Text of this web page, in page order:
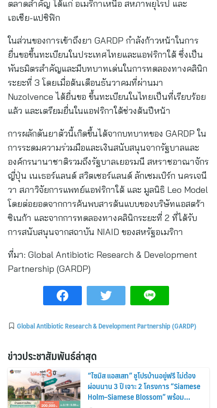
ตลาดสำคัญ ได้แก่ อเมริกาเหนือ สหภาพยุโรป และ
เอเชีย-แปซิฟิก
ในส่วนของการเข้าถึงยา GARDP กำลังก้าวหน้าในการ
ยื่นขอขึ้นทะเบียนในประเทศไทยและแอฟริกาใต้ ซึ่งเป็น
พันธมิตรสำคัญและมีบทบาทเด่นในการทดลองทางคลินิก
ระยะที่ 3 โดยเมื่อต้นเดือนธันวาคมที่ผ่านมา
Nuzolvence ได้ยื่นขอ ขึ้นทะเบียนในไทยเป็นที่เรียบร้อย
แล้ว และเตรียมยื่นในแอฟริกาใต้ช่วงต้นปีหน้า
การผลักดันยาตัวนี้เกิดขึ้นได้จากบทบาทของ GARDP ใน
การระดมความร่วมมือและเงินสนับสนุนจากรัฐบาลและ
องค์กรนานาชาติรวมถึงรัฐบาลเยอรมนี สหราชอาณาจักร
ญี่ปุ่น เนเธอร์แลนด์ สวิตเซอร์แลนด์ ลักเซมเบิร์ก นครเจนี
วา สภาวิจัยการแพทย์แอฟริกาใต้ และ มูลนิธิ Leo Model
โดยต่อยอดจากการค้นพบสารต้นแบบของบริษัทแอสตร้า
ซิเนก้า และจากการทดลองทางคลินิกระยะที่ 2 ที่ได้รับ
การสนับสนุนจากสถาบัน NIAID ของสหรัฐอเมริกา
ที่มา: Global Antibiotic Research & Development
Partnership (GARDP)
Global Antibiotic Research & Development Partnership (GARDP)
ข่าวประชาสัมพันธ์ล่าสุด
“ไซมิส แอสเสท” ชูโปรบ้านอยู่ฟรี ไม่ต้อง
ผ่อนนาน 3 ปี เจาะ 2 โครงการ “Siamese
Holm–Siamese Blossom” พร้อม